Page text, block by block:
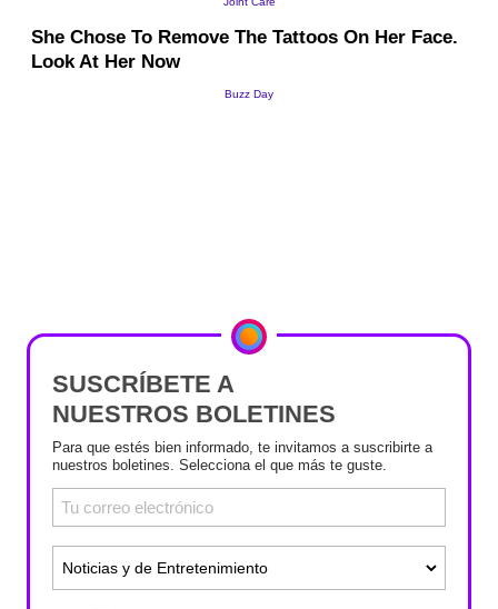
SUSCRÍBETE A
NUESTROS BOLETINES
Para que estés bien informado, te invitamos a suscribirte a
nuestros boletines. Selecciona el que más te guste.